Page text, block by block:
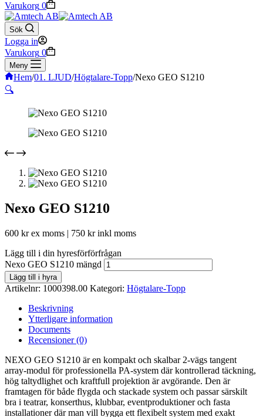
Varukorg 0
Sök
Logga in
Varukorg 0
Meny
Hem/01. LJUD/Högtalare-Topp/Nexo GEO S1210
🔍
Nexo GEO S1210
600 krex moms | 750 krinkl moms
Lägg till i din hyresförförfrågan
Nexo GEO S1210 mängd
Lägg till i hyra
Artikelnr: 1000398.00 Kategori: Högtalare-Topp
Beskrivning
Ytterligare information
Documents
Recensioner (0)
NEXO GEO S1210 är en kompakt och skalbar 2-vägs tangent
array-modul för professionella PA-system där kontrollerad täckning,
hög taltydlighet och kraftfull projektion är avgörande. Den är
framtagen för både flygda och stackade system och passar särskilt
bra i teatrar, konserthus, klubbar, eventproduktioner och fasta
installationer där man vill bygga ett flexibelt system med exakt